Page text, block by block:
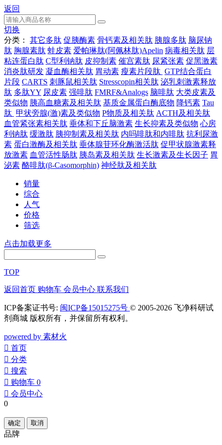
返回
切换
分类：
其它多肽 促胰酶素 骨钙素及相关肽 胰腺多肽 脑尿钠
肽 胸腺素肽 蛙皮素 爱帕琳肽(阿佩林肽)Apelin 病毒相关肽 层
粘连蛋白肽 C型利钠肽 皮抑制素 催宫素肽 尿紧张素 促黑激素
消炎肽研发 凝血酶相关肽 胃动素 瘦素片段肽 GTP结合蛋白
片段 CARTS 刺豚鼠相关肽 Stresscopin相关肽 泌乳刺激素释放
肽 多肽YY 尿皮素 强啡肽 FMRF&Analogs 脑啡肽 大类皮素及
类似物 胰高血糖素及相关肽 基质金属蛋白酶底物 降钙素 Tau
肽 甲状旁腺(激)素及类似物 P物质及相关肽 ACTH及相关肽
血管紧张素相关肽 垂体和下丘脑激素 生长抑素及类似物 心房
利钠肽 缓激肽 胰抑制素及相关肽 内吗啡肽和内啡肽 抗利尿激
素 蛋白激酶及相关肽 垂体腺苷环化酶激活肽 促甲状腺激素释
放激素 血管活性肠肽 胰岛素及相关肽 生长激素及生长因子 胃
泌素 酪啡肽(β-Casomorphin) 神经肽及相关肽
销量
综合
人气
价格
筛选
点击加载更多
TOP
返回首页 购物车 会员中心 联系我们
ICP备案证书号: 闽ICP备15015275号 © 2005-2026 飞净科研试
剂商城 版权所有，并保留所有权利。
powered by 素材火
󰀁 首页
󰀂 分类
󰀃 搜索
󰀄 购物车 0
󰀅 会员中心
0
确定 取消
品牌